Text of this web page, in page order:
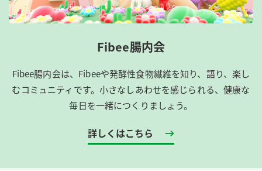
Fibee腸内会
Fibee腸内会は、​Fibeeや発酵性食物繊維を知り、語り、楽し
むコミュニティです。​小さなしあわせを感じられる、健康な
毎日を一緒につくりましょう。
詳しくはこちら